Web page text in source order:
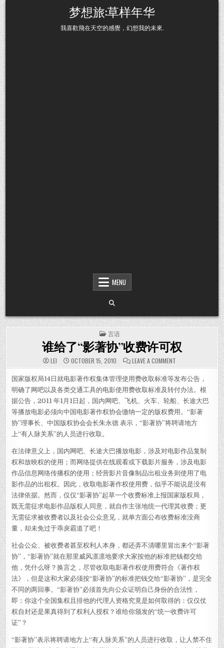
Skip to content 梦想旅:草样年华
我喜歡飛在天空的感覺，幻想我的未來.
MENU
POSTED IN
言语
谁给了“影著协”收费许可权
LEI OCTOBER 15, 2010 LEAVE A COMMENT ON 谁给了“影著
国家版权局14日就电影著作权集体管理使用费收取标准等发布公告，
明确了网吧以及各类交通工具的电影使用费收取标准及转付办法。根
据公告，2011 年1月1日起，国内网吧、飞机、火车、轮船、长途大巴
等播放电影必须向中国电影著作权协会缴纳一定的版权费用。“影著
协”理事长、中国版权协会会长朱永德 表示，“影著协”将聘请地方
上“有人脉关系”的人员进行收取。
在法律意义上，国内网吧、长途大巴播放电影，涉及对电影作品复制
权和放映权的使用；而网络提供在线观看或下载影片服务，涉及电影
作品信息网络传播权的使用；经营影片音像制品出租业务则使用了电
影作品的出租权。因此，收取电影著作权使用费，似乎不能说是没有
法律依据。然而，仅仅“影著协”起草一个收费标准上报国家版权局，
既无需征求电影作品版权人同意，就自作主张地统一代理其收费；更
无需征求被收费者以及社会公众意见，就单方面公布收费标准没商
量，却未免过于乖戾霸道了吧！
社会公众、被收费者甚至权利人本身，都还弄不清哪里冒出来个“影著
协”，“影著协”就在那里威风凛凛地要求大家按他的标准把钱都交给
他，凭什么呀？换言之，尽管收取电影著作权使用费符合《著作权
法》，但是这和大家必须按“影著协”的标准把钱交给“影著协”，是完全
不同的两回事。“影著协”必须首先向公众证明自己身份的合法性，
即：你这个全国集权且排他的代理人资格究竟是如何取得的：仅仅仗
权自封还是果真得到了权利人授权？谁给你颁发的“统一收费许可
证”？
“影著协”表示将聘请地方上“有人脉关系”的人员进行收取，让人禁不住